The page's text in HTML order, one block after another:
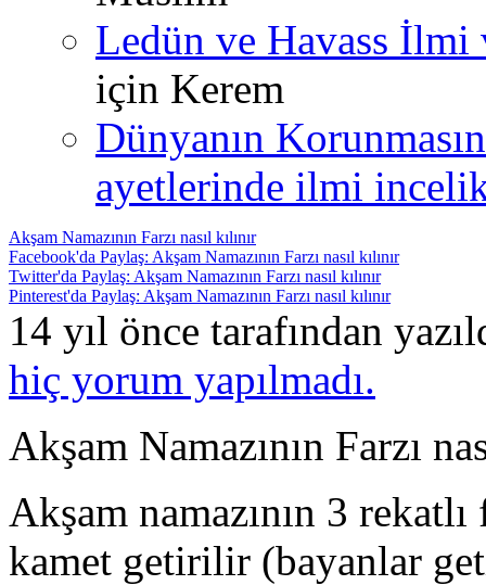
Ledün ve Havass İlmi
için Kerem
Dünyanın
ayetlerinde ilmi
Akşam Namazının Farzı nasıl kılınır
Facebook'da Paylaş: Akşam Namazının Farzı nasıl kılınır
Twitter'da Paylaş: Akşam Namazının Farzı nasıl kılınır
Pinterest'da Paylaş: Akşam Namazının Farzı nasıl kılınır
14 yıl önce tarafından
hiç yorum yapılmadı.
Akşam Namazının Farzı
Akşam namazının 3
kamet getirilir (bayanlar